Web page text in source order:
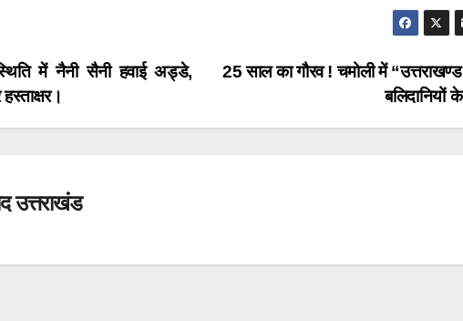
25 साल का गौरव ! चमोली में
बलिदानियों
में नैनी सैनी हवाई अड्डे,
उत्तराखंड